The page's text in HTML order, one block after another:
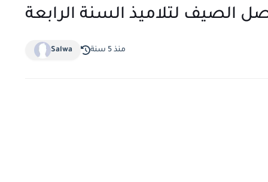
لتلاميذ السنة الرابعة
Salwa منذ 5 سنة